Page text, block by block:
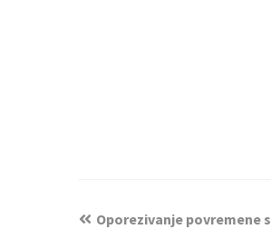
Oporezivanje